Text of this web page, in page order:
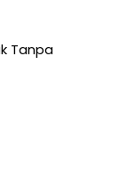
Tanpa